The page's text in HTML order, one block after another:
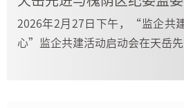
2026年2月27日下午，“监企共
心”监企共建活动启动会在天岳先